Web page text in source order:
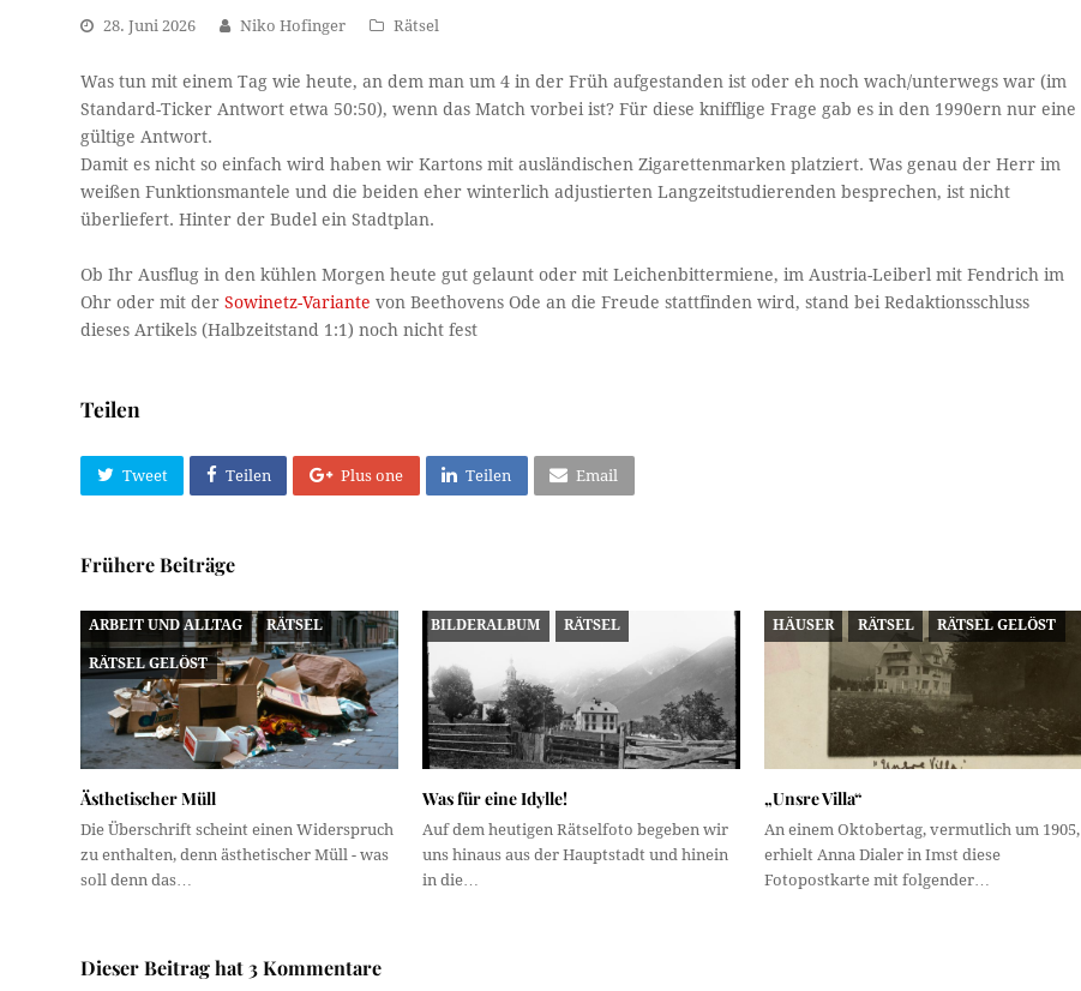
28. Juni 2026 Niko Hofinger Rätsel
Was tun mit einem Tag wie heute, an dem man um 4 in der Früh aufgestanden ist oder eh noch wach/unterwegs war (im
Standard-Ticker Antwort etwa 50:50), wenn das Match vorbei ist? Für diese knifflige Frage gab es in den 1990ern nur eine
gültige Antwort.
Damit es nicht so einfach wird haben wir Kartons mit ausländischen Zigarettenmarken platziert. Was genau der Herr im
weißen Funktionsmantele und die beiden eher winterlich adjustierten Langzeitstudierenden besprechen, ist nicht
überliefert. Hinter der Budel ein Stadtplan.
Ob Ihr Ausflug in den kühlen Morgen heute gut gelaunt oder mit Leichenbittermiene, im Austria-Leiberl mit Fendrich im
Ohr oder mit derSowinetz-Variante von Beethovens Ode an die Freude stattfinden wird, stand bei Redaktionsschluss
dieses Artikels (Halbzeitstand 1:1) noch nicht fest
Teilen
Tweet Teilen Plus one Teilen Email
Frühere Beiträge
ARBEIT UND ALLTAG RÄTSEL
RÄTSEL GELÖST
Ästhetischer Müll
Die Überschrift scheint einen Widerspruch
zu enthalten, denn ästhetischer Müll - was
soll denn das…
BILDERALBUM RÄTSEL
Was für eine Idylle!
Auf dem heutigen Rätselfoto begeben wir
uns hinaus aus der Hauptstadt und hinein
in die…
HÄUSER RÄTSEL RÄTSEL GELÖST
„Unsre Villa“
An einem Oktobertag, vermutlich um 1905,
erhielt Anna Dialer in Imst diese
Fotopostkarte mit folgender…
Dieser Beitrag hat 3 Kommentare